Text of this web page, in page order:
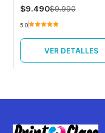
$9.490$9.990
5.0
VER DETALLES